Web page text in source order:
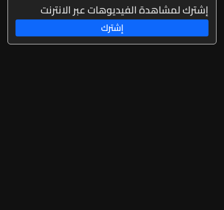
إشترك لمشاهدة الفيديوهات عبر الانترنت
إشترك